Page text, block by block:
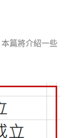
篇將介紹一些